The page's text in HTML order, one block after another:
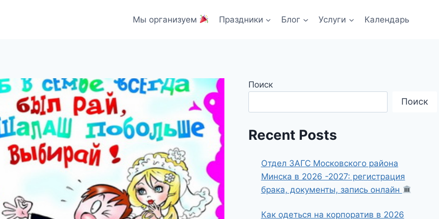
Мы организуем Праздники Блог Услуги Календарь
Поиск
Поиск
Recent Posts
Отдел ЗАГС Московского района
Минска в 2026 -2027: регистрация
брака, документы, запись онлайн
Как одеться на корпоратив в 2026